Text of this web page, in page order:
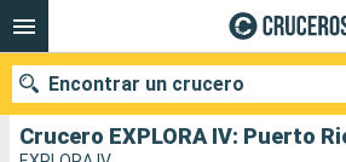
Encontrar un crucero